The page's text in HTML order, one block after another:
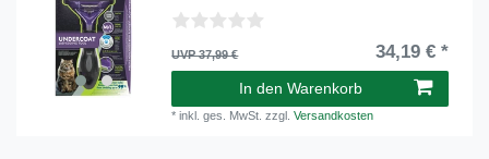
UVP 37,99 € 34,19 € *
In den Warenkorb
*inkl. ges. MwSt. zzgl.Versandkosten